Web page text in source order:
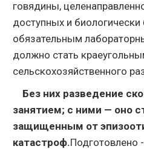
говядины,
доступных и
обязательным
должно стать
сельскохозяйственного
Без них разведение
занятием; с ними — оно
защищенным от
катастроф.Подготовлено